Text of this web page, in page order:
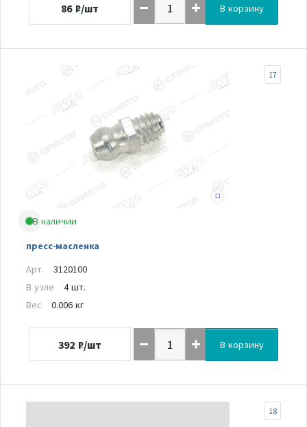
86 ₽/шт В корзину
В наличии
пресс-масленка
17
Арт.
3120100
В узле
4 шт.
Вес
0.006 кг
392 ₽/шт В корзину
18